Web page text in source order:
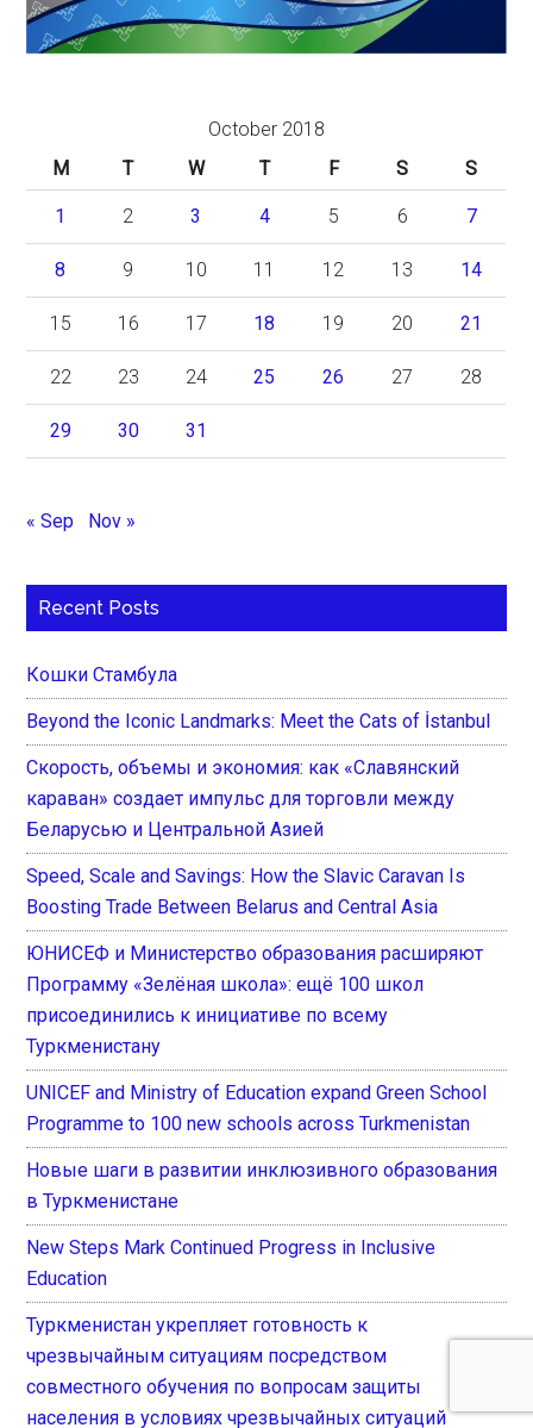
October 2018
M
T W T F S S
1 2 3 4 5 6 7
8 9 10 11 12 13 14
15 16 17 18 19 20 21
22 23 24 25 26 27 28
29 30 31
« Sep Nov »
Recent Posts
Кошки Стамбула
Beyond the Iconic Landmarks: Meet the Cats of İstanbul
Скорость, объемы и экономия: как «Славянский
караван» создает импульс для торговли между
Беларусью и Центральной Азией
Speed, Scale and Savings: How the Slavic Caravan Is
Boosting Trade Between Belarus and Central Asia
ЮНИСЕФ и Министерство образования расширяют
Программу «Зелёная школа»: ещё 100 школ
присоединились к инициативе по всему
Туркменистану
UNICEF and Ministry of Education expand Green School
Programme to 100 new schools across Turkmenistan
Новые шаги в развитии инклюзивного образования
в Туркменистане
New Steps Mark Continued Progress in Inclusive
Education
Туркменистан укрепляет готовность к
чрезвычайным ситуациям посредством
совместного обучения по вопросам защиты
населения в условиях чрезвычайных ситуаций